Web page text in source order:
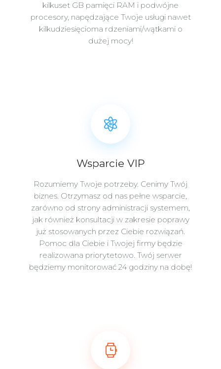
kilkuset GB pamięci RAM i podwójne
procesory, napędzające Twoje usługi nawet
kilkudziesięcioma rdzeniami/wątkami o
dużej mocy!
Wsparcie VIP
Rozumiemy Twoje potrzeby. Cenimy Twój
biznes. Otrzymasz od nas pełne wsparcie,
zarówno od strony administracji systemem,
jak również konsultacji w zakresie poprawy
już stosowanych przez Ciebie rozwiązań.
Pomoc dla Ciebie i Twojej firmy będzie
realizowana priorytetowo. Twój serwer
będziemy monitorować 24 godziny na dobę!